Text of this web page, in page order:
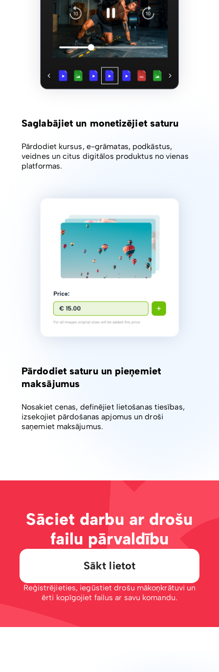
Saglabājiet un monetizējiet saturu
Pārdodiet kursus, e-grāmatas, podkāstus,
veidnes un citus digitālos produktus no vienas
platformas.
Pārdodiet saturu un pieņemiet
maksājumus
Nosakiet cenas, definējiet lietošanas tiesības,
izsekojiet pārdošanas apjomus un droši
saņemiet maksājumus.
Sāciet darbu ar drošu
failu pārvaldību
Sākt lietot
Reģistrējieties, iegūstiet drošu mākoņkrātuvi un
ērti kopīgojiet failus ar savu komandu.